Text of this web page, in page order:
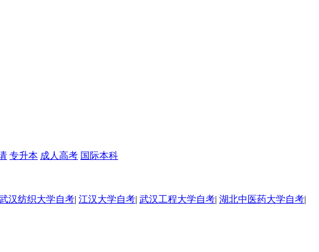
专升本 成人高考 国际本科
汉纺织大学自考| 江汉大学自考| 武汉工程大学自考| 湖北中医药大学自考|